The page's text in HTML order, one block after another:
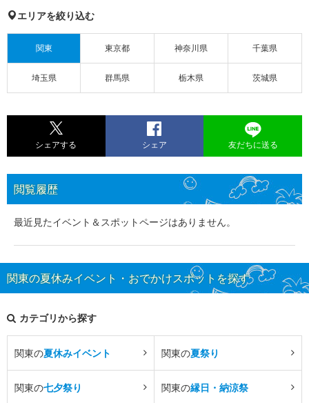
エリアを絞り込む
関東 東京都 神奈川県 千葉県
埼玉県 群馬県 栃木県 茨城県
シェアする シェア 友だちに送る
閲覧履歴
最近見たイベント＆スポットページはありません。
関東の夏休みイベント・おでかけスポットを探す
カテゴリから探す
関東の夏休みイベント 関東の夏祭り
関東の七夕祭り 関東の縁日・納涼祭